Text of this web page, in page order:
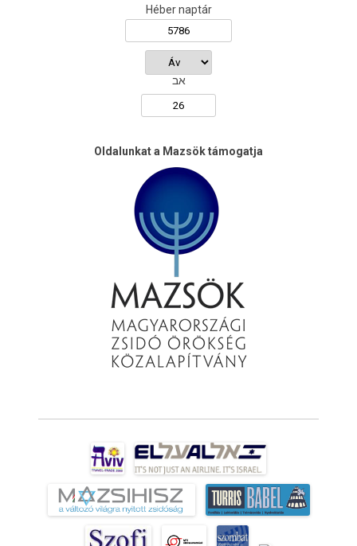
Héber naptár
אב
Oldalunkat a Mazsök támogatja